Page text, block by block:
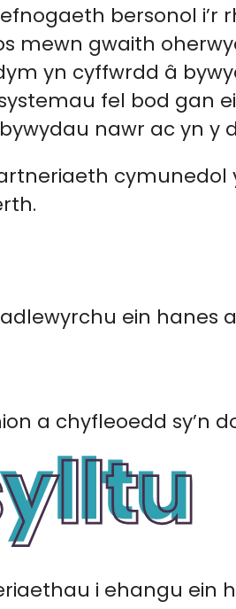
bersonol i’r
mewn gwaith
yn cyffwrdd â
fel bod gan
nawr ac yn y
cymunedol
ein hanes
a chyfleoedd sy’n
i ehangu ein